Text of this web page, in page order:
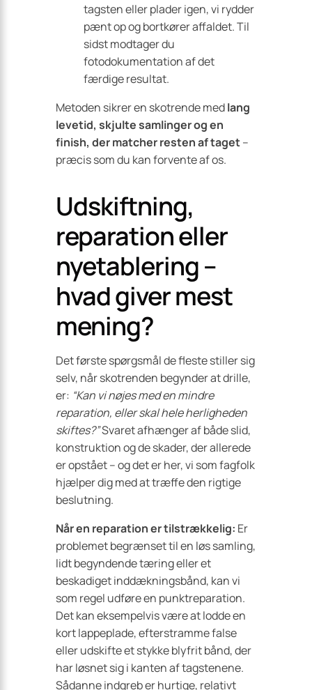
tagsten eller plader igen, vi rydder
pænt op og bortkører affaldet. Til
sidst modtager du
fotodokumentation af det
færdige resultat.
Metoden sikrer en skotrende medlang
levetid, skjulte samlinger og en
finish, der matcher resten af taget–
præcis som du kan forvente af os.
Udskiftning,
reparation eller
nyetablering –
hvad giver mest
mening?
Det første spørgsmål de fleste stiller sig
selv, når skotrenden begynder at drille,
er: “Kan vi nøjes med en mindre
reparation, eller skal hele herligheden
skiftes?”Svaret afhænger af både slid,
konstruktion og de skader, der allerede
er opstået – og det er her, vi som fagfolk
hjælper dig med at træffe den rigtige
beslutning.
Når en reparation er tilstrækkelig: Er
problemet begrænset til en løs samling,
lidt begyndende tæring eller et
beskadiget inddækningsbånd, kan vi
som regel udføre en punktreparation.
Det kan eksempelvis være at lodde en
kort lappeplade, efterstramme false
eller udskifte et stykke blyfrit bånd, der
har løsnet sig i kanten af tagstenene.
Sådanne indgreb er hurtige, relativt